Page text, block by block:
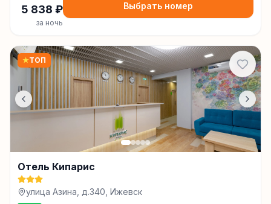
5 838 ₽
за ночь
Выбрать номер
★ТОП
Отель Кипарис
улица Азина, д.340, Ижевск